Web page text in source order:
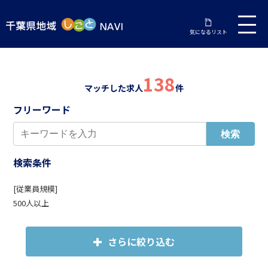
気になるリスト
マッチした求人138件
フリーワード
検索条件
[従業員規模]
500人以上
さらに絞り込む